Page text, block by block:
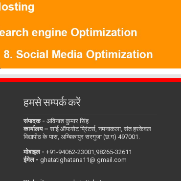
हमसे सम्पर्क करें
संपादक -अविनाश कुमार सिंह
कार्यालय –सांई ऑफसेट प्रिंटर्स, नमनाकला, संत हरकेवल
विद्यापीठ के पास, अम्बिकापुर सरगुजा (छ.ग) 497001.
मोबाइल - ‪+91-94062-23001‬,98265-32611
ईमेल -ghatatighatana11@ gmail.com